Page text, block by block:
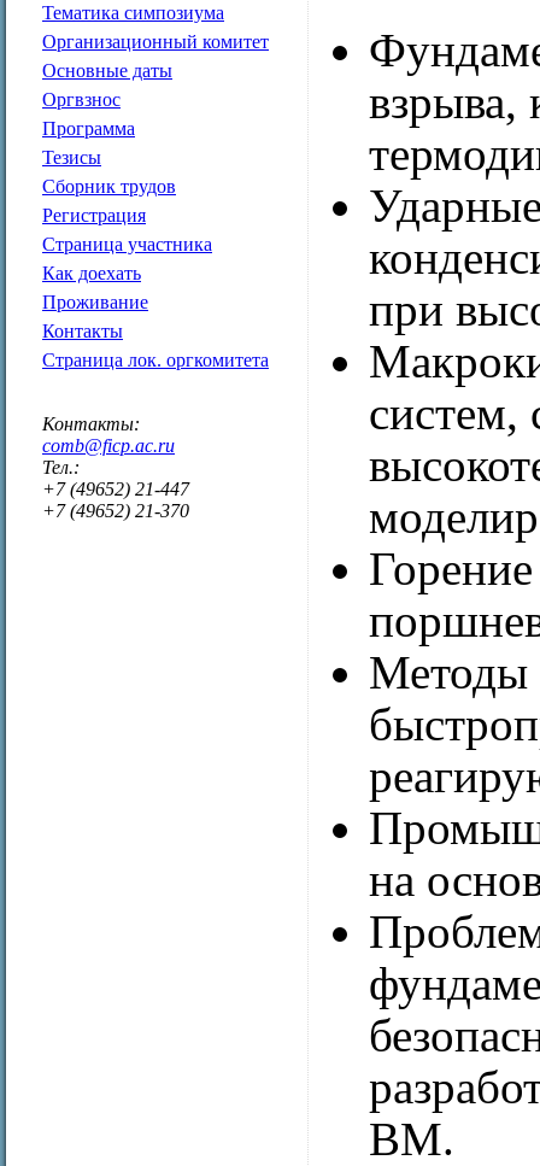
Тематика симпозиума
Организационный комитет
Основные даты
Оргвзнос
Программа
Тезисы
Сборник трудов
Регистрация
Страница участника
Как доехать
Проживание
Контакты
Страница лок. оргкомитета
Контакты:
comb@ficp.ac.ru
Тел.:
+7 (49652) 21-447
+7 (49652) 21-370
взрыва,
при
систем,
Методы
на
ВМ.